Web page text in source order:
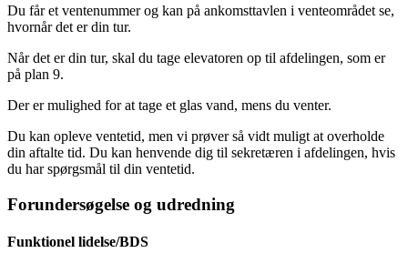
Du får et ventenummer og kan på ankomsttavlen i venteområdet se,
hvornår det er din tur.
Når det er din tur, skal du tage elevatoren op til afdelingen, som er
på plan 9.
Der er mulighed for at tage et glas vand, mens du venter.
Du kan opleve ventetid, men vi prøver så vidt muligt at overholde
din aftalte tid. Du kan henvende dig til sekretæren i afdelingen, hvis
du har spørgsmål til din ventetid.
Forundersøgelse og udredning
Funktionel lidelse/BDS